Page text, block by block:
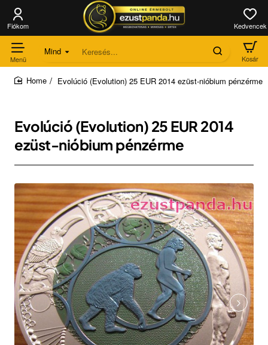
Mind
Keresés...
Evolúció (Evolution) 25 EUR 2014 ezüst-nióbium pénzérme
Evolúció (Evolution) 25 EUR 2014
ezüst-nióbium pénzérme